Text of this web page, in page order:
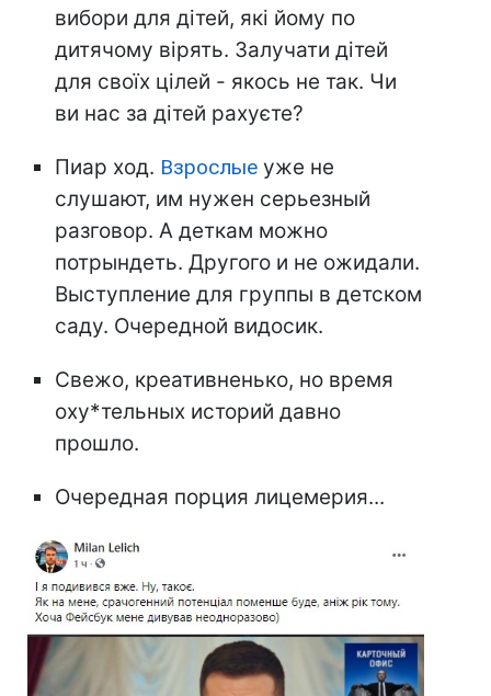
вибори для дітей, які йому по
дитячому вірять. Залучати дітей
для своїх цілей - якось не так. Чи
ви нас за дітей рахуєте?
Пиар ход. Взрослые уже не
слушают, им нужен серьезный
разговор. А деткам можно
потрындеть. Другого и не ожидали.
Выступление для группы в детском
саду. Очередной видосик.
Свежо, креативненько, но время
оху*тельных историй давно
прошло.
Очередная порция лицемерия...